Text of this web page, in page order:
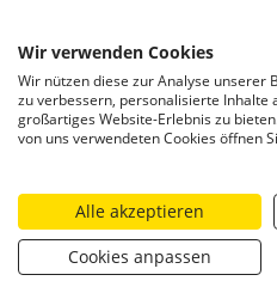
Wir verwenden Cookies
Wir nützen diese zur Analyse unserer
zu verbessern, personalisierte Inhalte
großartiges Website-Erlebnis zu
von uns verwendeten Cookies öffnen
Alle akzeptieren
Cookies anpassen